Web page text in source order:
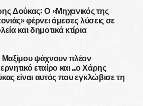
Δούκας: Ο «Μηχανικός της
φέρνει άμεσες λύσεις σε
και δημοτικά κτίρια
Μαξίμου ψάχνουν πλέον
εταίρο και ..ο Χάρης
είναι αυτός που εγκλώβισε τη